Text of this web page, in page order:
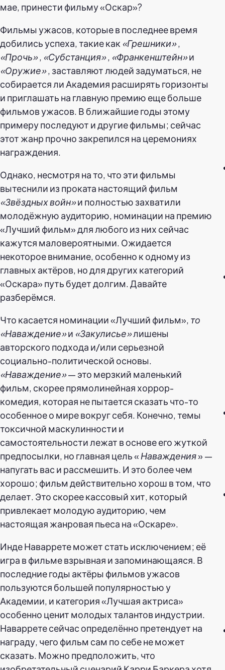
мае, принести фильму «Оскар»?
Фильмы ужасов, которые в последнее время
добились успеха, такие как «Грешники»,
«Прочь», «Субстанция», «Франкенштейн»и
«Оружие», заставляют людей задуматься, не
собирается ли Академия расширять горизонты
и приглашать на главную премию еще больше
фильмов ужасов. В ближайшие годы этому
примеру последуют и другие фильмы; сейчас
этот жанр прочно закрепился на церемониях
награждения.
Однако, несмотря на то, что эти фильмы
вытеснили из проката настоящий фильм
«Звёздных войн»и полностью захватили
молодёжную аудиторию, номинации на премию
«Лучший фильм» для любого из них сейчас
кажутся маловероятными. Ожидается
некоторое внимание, особенно к одному из
главных актёров, но для других категорий
«Оскара» путь будет долгим. Давайте
разберёмся.
Что касается номинации «Лучший фильм», то
«Наваждение»и «Закулисье»лишены
авторского подхода и/или серьезной
социально-политической основы.
«Наваждение»— это мерзкий маленький
фильм, скорее прямолинейная хоррор-
комедия, которая не пытается сказать что-то
особенное о мире вокруг себя. Конечно, темы
токсичной маскулинности и
самостоятельности лежат в основе его жуткой
предпосылки, но главная цель « Наваждения» —
напугать вас и рассмешить. И это более чем
хорошо; фильм действительно хорош в том, что
делает. Это скорее кассовый хит, который
привлекает молодую аудиторию, чем
настоящая жанровая пьеса на «Оскаре».
Инде Наваррете может стать исключением; её
игра в фильме взрывная и запоминающаяся. В
последние годы актёры фильмов ужасов
пользуются большей популярностью у
Академии, и категория «Лучшая актриса»
особенно ценит молодых талантов индустрии.
Наваррете сейчас определённо претендует на
награду, чего фильм сам по себе не может
сказать. Можно предположить, что